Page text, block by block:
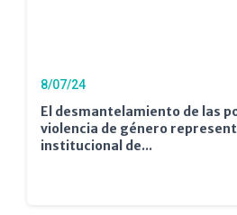
8/07/24
El desmantelamiento de las
violencia de género
institucional de...